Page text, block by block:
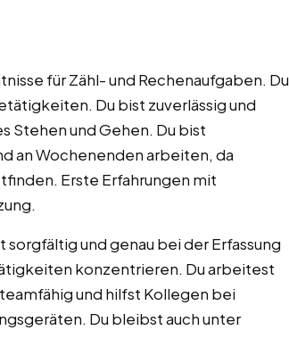
für Zähl- und Rechenaufgaben. Du
Du bist zuverlässig und
Stehen und Gehen. Du bist
an Wochenenden arbeiten, da
Erste Erfahrungen mit
und genau bei der Erfassung
konzentrieren. Du arbeitest
und hilfst Kollegen bei
Du bleibst auch unter